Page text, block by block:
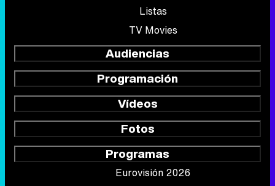
Listas
TV Movies
Audiencias
Programación
Vídeos
Fotos
Programas
Eurovisión 2026